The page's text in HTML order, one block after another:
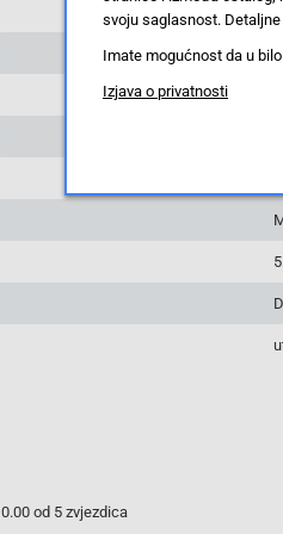
-
0.00 od 5 zvjezdica
svoju saglasnost.
Imate mogućnost da u
Izjava o privatnosti